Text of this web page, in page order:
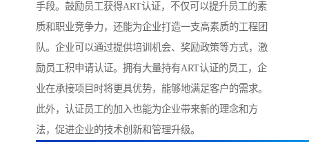
手段。鼓励员工获得ART认证，不仅可以提升员工的素
质和职业竞争力，还能为企业打造一支高素质的工程团
队。企业可以通过提供培训机会、奖励政策等方式，激
励员工积申请认证。拥有大量持有ART认证的员工，企
业在承接项目时将更具优势，能够地满足客户的需求。
此外，认证员工的加入也能为企业带来新的理念和方
法，促进企业的技术创新和管理升级。